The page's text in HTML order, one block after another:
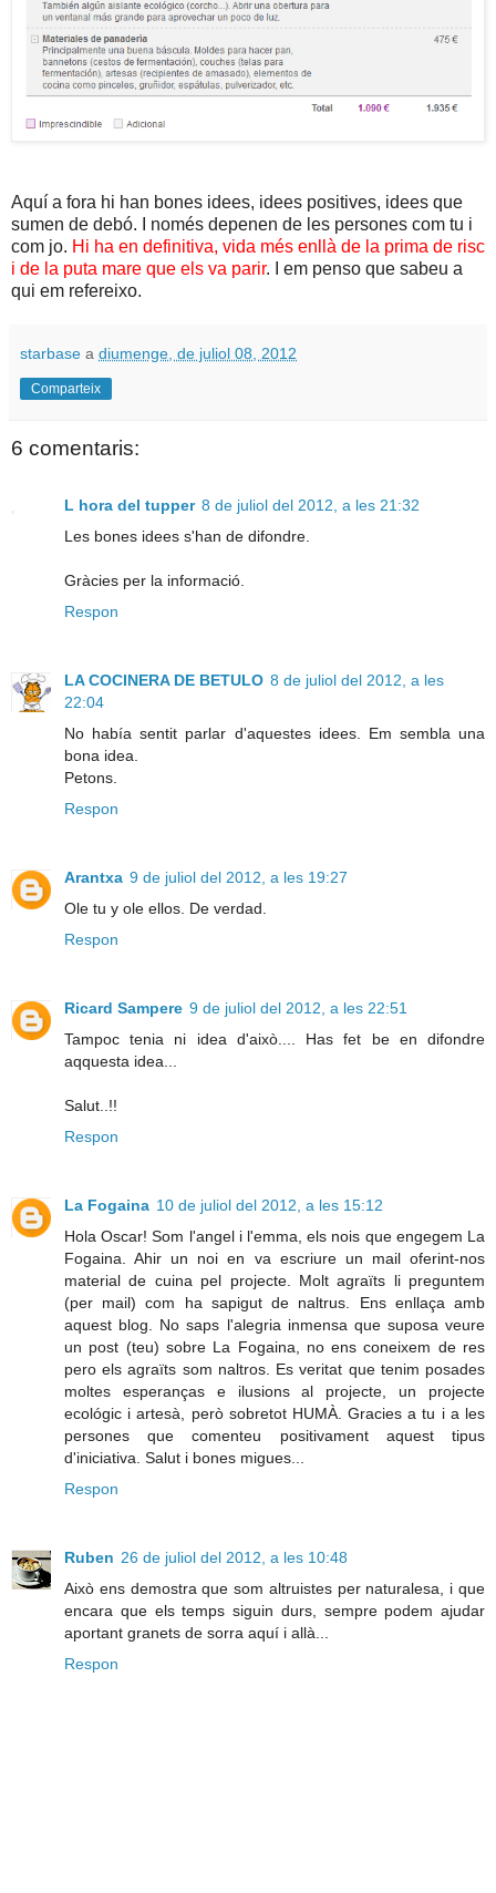
Aquí a fora hi han bones idees, idees positives, idees que
sumen de debó. I només depenen de les persones com tu i
com jo. Hi ha en definitiva, vida més enllà de la prima de risc
i de la puta mare que els va parir. I em penso que sabeu a
qui em refereixo.
starbase a diumenge, de juliol 08, 2012
Comparteix
6 comentaris:
L hora del tupper 8 de juliol del 2012, a les 21:32
Les bones idees s'han de difondre.
Gràcies per la informació.
Respon
LA COCINERA DE BETULO 8 de juliol del 2012, a les
22:04
No había sentit parlar d'aquestes idees. Em sembla una
bona idea.
Petons.
Respon
Arantxa 9 de juliol del 2012, a les 19:27
Ole tu y ole ellos. De verdad.
Respon
Ricard Sampere 9 de juliol del 2012, a les 22:51
Tampoc tenia ni idea d'això.... Has fet be en difondre
aqquesta idea...
Salut..!!
Respon
La Fogaina 10 de juliol del 2012, a les 15:12
Hola Oscar! Som l'angel i l'emma, els nois que engegem La
Fogaina. Ahir un noi en va escriure un mail oferint-nos
material de cuina pel projecte. Molt agraïts li preguntem
(per mail) com ha sapigut de naltrus. Ens enllaça amb
aquest blog. No saps l'alegria inmensa que suposa veure
un post (teu) sobre La Fogaina, no ens coneixem de res
pero els agraïts som naltros. Es veritat que tenim posades
moltes esperanças e ilusions al projecte, un projecte
ecológic i artesà, però sobretot HUMÀ. Gracies a tu i a les
persones que comenteu positivament aquest tipus
d'iniciativa. Salut i bones migues...
Respon
Ruben 26 de juliol del 2012, a les 10:48
Això ens demostra que som altruistes per naturalesa, i que
encara que els temps siguin durs, sempre podem ajudar
aportant granets de sorra aquí i allà...
Respon